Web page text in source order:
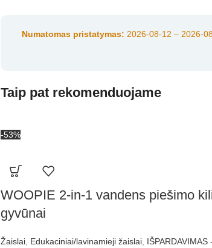
Numatomas pristatymas: 2026-08-12 – 2026-
Taip pat rekomenduojame
-53%
WOOPIE 2-in-1 vandens piešimo
gyvūnai
Žaislai Edukaciniai/lavinamieji žaislai